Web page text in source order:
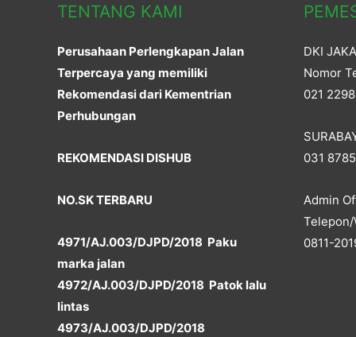
TENTANG KAMI
Perusahaan Perlengkapan Jalan
Terpercaya yang memiliki
Rekomendasi dari Kementrian
Perhubungan
REKOMENDASI DISHUB
NO.SK TERBARU
4971/AJ.003/DJPD/2018 Paku
marka jalan
4972/AJ.003/DJPD/2018 Patok lalu
lintas
4973/AJ.003/DJPD/2018
DKI
Nomor
021
031
Admin
Telepon/
0811-